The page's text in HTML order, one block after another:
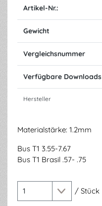
Artikel-Nr.:
Gewicht
Vergleichsnummer
Verfügbare Downloads
Hersteller
Materialstärke: 1.2mm
Bus T1 3.55-7.67
Bus T1 Brasil .57- .75
/ Stück